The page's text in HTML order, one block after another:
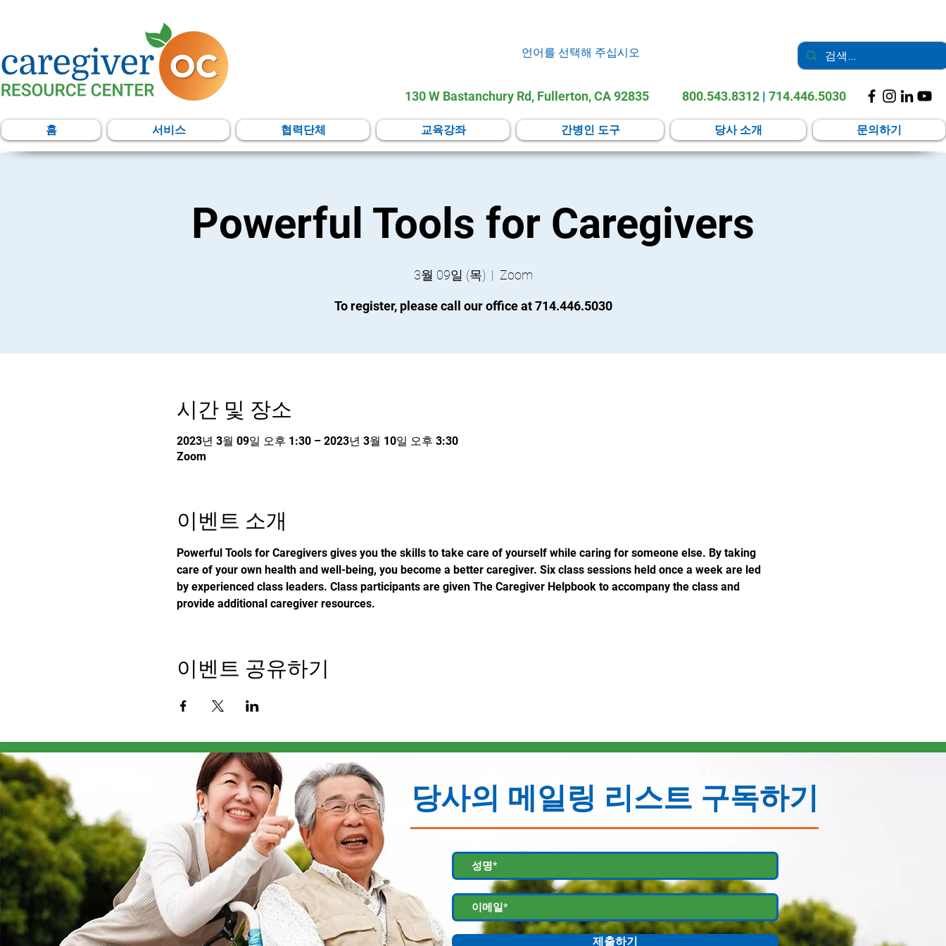
언어를 선택해 주십시오
130 W Bastanchury Rd, Fullerton, CA 92835 800.543.8312 | 714.446.5030
홈 서비스 협력단체 교육강좌 간병인 도구 당사 소개 문의하기
Powerful Tools for Caregivers
3월 09일 (목)
  |
Zoom
To register, please call our office at 714.446.5030
시간 및 장소
2023년 3월 09일 오후 1:30 – 2023년 3월 10일 오후 3:30
Zoom
이벤트 소개
Powerful Tools for Caregivers gives you the skills to take care of yourself while caring for someone else. By taking
care of your own health and well-being, you become a better caregiver. Six class sessions held once a week are led
by experienced class leaders. Class participants are given The Caregiver Helpbook to accompany the class and
provide additional caregiver resources.
이벤트 공유하기
당사의 메일링 리스트 구독하기
제출하기